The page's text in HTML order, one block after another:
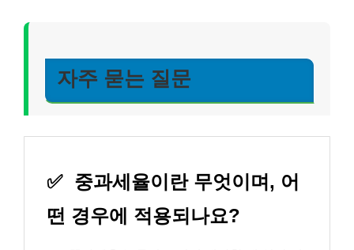
자주 묻는 질문
✅ 중과세율이란 무엇이며, 어
떤 경우에 적용되나요?